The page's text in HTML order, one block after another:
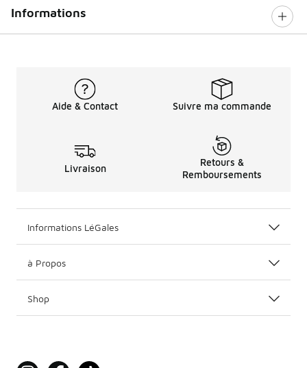
Informations
Aide & Contact Suivre ma commande
Livraison
Retours &
Remboursements
Informations LéGales
à Propos
Shop